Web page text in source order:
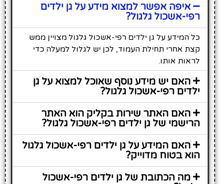
איפה אפשר למצוא מידע על גן ילדים
רפי-אשכול גלגול?
כל המידע על גן ילדים רפי-אשכול גלגול מצויין ממש
קצת אחרי תחילת העמוד, לכן יש לגלול למעלה כדי
לראות אותו.
האם יש מידע נוסף שאוכל למצוא על גן
ילדים רפי-אשכול גלגול?
האם האתר שירות בקליק הוא האתר
הרישמי של גן ילדים רפי-אשכול גלגול?
האם המידע על גן ילדים רפי-אשכול גלגול
הוא בטוח מדוייק?
מה הכתובת של גן ילדים רפי-אשכול